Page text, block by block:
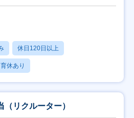
休日120日以上
休あり
（リクルーター）